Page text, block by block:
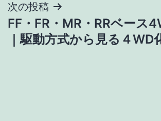
ビ
ゲ
次の投稿
FF・FR・MR・RRベース
｜駆動方式から見る４WD